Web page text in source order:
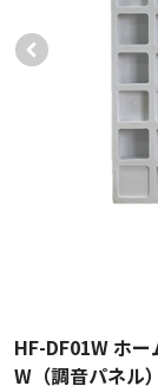
HF-DF01W ホ
W（調音パネル）